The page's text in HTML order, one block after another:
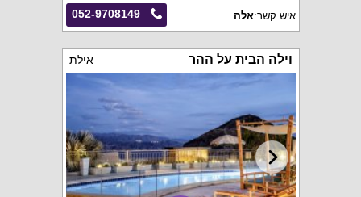
052-9708149 איש קשר:אלה
וילה הבית על ההר אילת